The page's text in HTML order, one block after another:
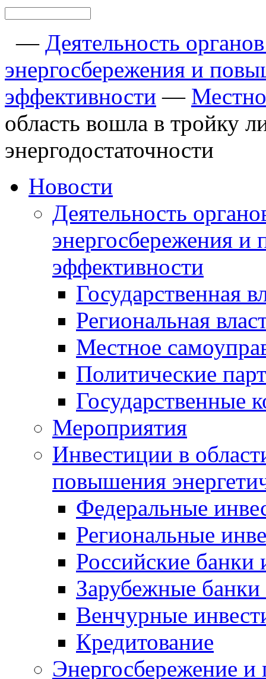
— Деятельность
энергосбережения и
эффективности —
область вошла в тройку
энергодостаточности
Новости
Деятельность
энергосбережения и
эффективности
Государственная
Региональная
Местное
Политические
Государственные
Мероприятия
Инвестиции в
повышения
Федеральные
Региональные
Российские
Зарубежные
Венчурные
Кредитование
Энергосбережение и